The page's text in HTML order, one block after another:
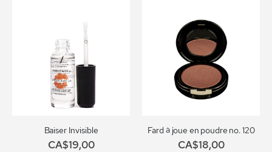
Baiser Invisible
CA$19,00
Fard à joue en poudre no. 120
CA$18,00